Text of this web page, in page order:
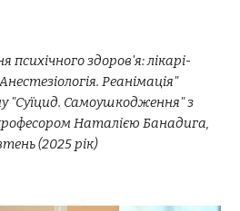
психічного здоров'я: лікарі-
Реанімація"
"Суїцид. Самоушкодження" з
Наталією Банадига,
(2025 рік)